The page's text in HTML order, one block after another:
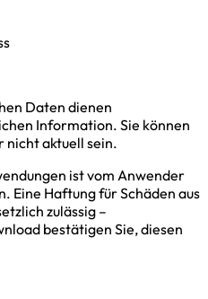
Daten dienen
Information. Sie können
aktuell sein.
ist vom Anwender
Eine Haftung für Schäden aus
zulässig –
bestätigen Sie, diesen